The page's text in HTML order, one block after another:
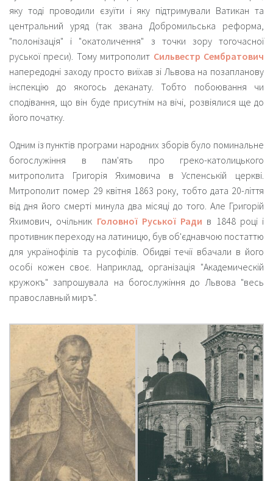
яку тоді проводили єзуїти і яку підтримували Ватикан та
центральний уряд (так звана Добромильська реформа,
"полонізація" і "окатоличення" з точки зору тогочасної
руської преси). Тому митрополит Сильвестр Сембратович
напередодні заходу просто виїхав зі Львова на позапланову
інспекцію до якогось деканату. Тобто побоювання чи
сподівання, що він буде присутнім на вічі, розвіялися ще до
його початку.
Одним із пунктів програми народних зборів було поминальне
богослужіння в пам'ять про греко-католицького
митрополита Григорія Яхимовича в Успенській церкві.
Митрополит помер 29 квітня 1863 року, тобто дата 20-ліття
від дня його смерті минула два місяці до того. Але Григорій
Яхимович, очільник Головної Руської Ради в 1848 році і
противник переходу на латиницю, був об'єднавчою постаттю
для українофілів та русофілів. Обидві течії вбачали в його
особі кожен своє. Наприклад, організація "Академическій
кружокъ" запрошувала на богослужіння до Львова "весь
православный миръ".